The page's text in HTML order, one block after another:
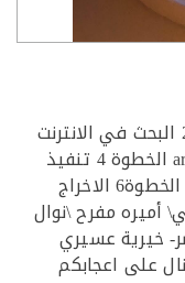
الورق الخطوة2 البحث في الانترنت
الخطوة3 اعداد البرمجة على ardublockly الخطوة 4 تنفيذ
الفكرة الخطوة5 برمجة الاضاءة الملونة الخطوة6 الاخراج
مفرح \نوال
عسيري
اعجابكم